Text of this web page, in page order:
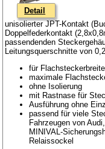
Detail
unisolierter JPT-Kontakt
Doppelfederkontakt
passendenden
Leitungsquerschnitte von
für
maximale
ohne Isolierung
mit Rastnase für
Ausführung ohne
passend für viele
Fahrzeugen von
MINIVAL-
Relaissockel